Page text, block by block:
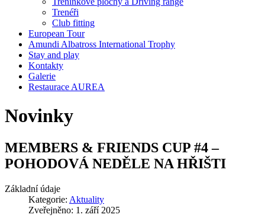
Trenéři
Club fitting
European Tour
Amundi Albatross International Trophy
Stay and play
Kontakty
Galerie
Restaurace AUREA
Novinky
MEMBERS & FRIENDS CUP #4 –
POHODOVÁ NEDĚLE NA HŘIŠTI
Základní údaje
Kategorie: Aktuality
Zveřejněno: 1. září 2025